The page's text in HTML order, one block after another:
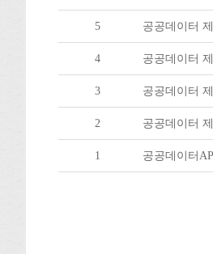
5 공공데이터
4 공공데이터
3 공공데이터
2 공공데이터
1 공공데이터